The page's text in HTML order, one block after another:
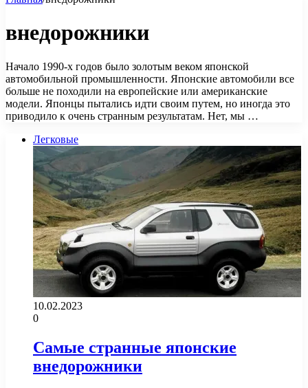
внедорожники
Начало 1990-х годов было золотым веком японской
автомобильной промышленности. Японские автомобили все
больше не походили на европейские или американские
модели. Японцы пытались идти своим путем, но иногда это
приводило к очень странным результатам. Нет, мы …
Легковые
10.02.2023
0
Самые странные японские
внедорожники